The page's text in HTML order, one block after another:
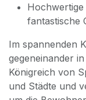
fantastische
Im spannenden
gegeneinander
Königreich von
und Städte und